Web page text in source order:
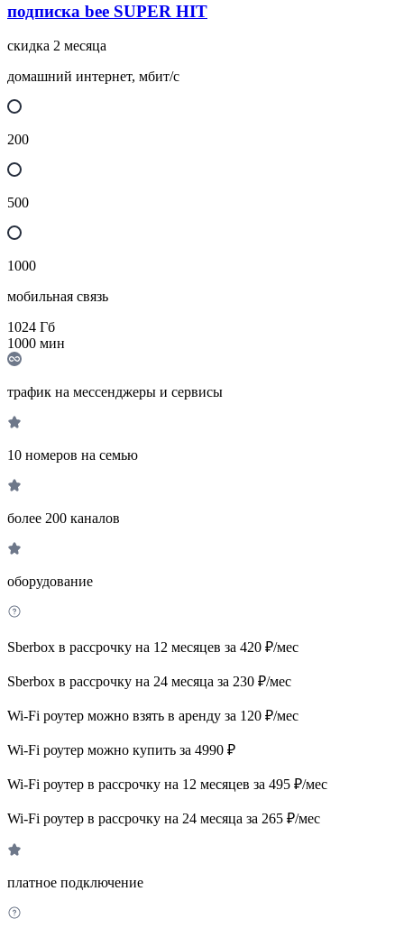
подписка bee SUPER HIT
скидка 2 месяца
домашний интернет, мбит/с
200
500
1000
мобильная связь
1024 Гб
1000 мин
трафик на мессенджеры и сервисы
10 номеров на семью
более 200 каналов
оборудование
Sberbox в рассрочку на 12 месяцев за 420 ₽/мес
Sberbox в рассрочку на 24 месяца за 230 ₽/мес
Wi-Fi роутер можно взять в аренду за 120 ₽/мес
Wi-Fi роутер можно купить за 4990 ₽
Wi-Fi роутер в рассрочку на 12 месяцев за 495 ₽/мес
Wi-Fi роутер в рассрочку на 24 месяца за 265 ₽/мес
платное подключение